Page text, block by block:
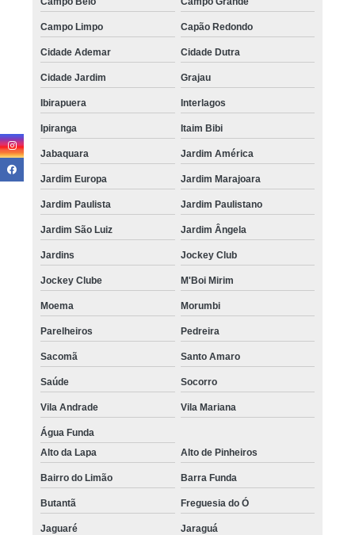
Campo Limpo Capão Redondo
Cidade Ademar Cidade Dutra
Cidade Jardim Grajau
Ibirapuera Interlagos
Ipiranga Itaim Bibi
Jabaquara Jardim América
Jardim Europa Jardim Marajoara
Jardim Paulista Jardim Paulistano
Jardim São Luiz Jardim Ângela
Jardins Jockey Club
Jockey Clube M'Boi Mirim
Moema Morumbi
Parelheiros Pedreira
Sacomã Santo Amaro
Saúde Socorro
Vila Andrade Vila Mariana
Água Funda
Alto da Lapa
Alto de Pinheiros
Bairro do Limão Barra Funda
Butantã Freguesia do Ó
Jaguaré Jaraguá